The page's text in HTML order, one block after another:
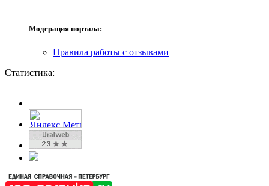
Модерация портала:
Правила работы с отзывами
Статистика: